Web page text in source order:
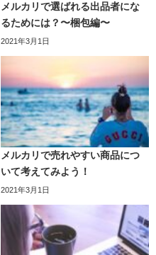
メルカリで選ばれる出品者にな
るためには？〜梱包編〜
2021年3月1日
メルカリで売れやすい商品につ
いて考えてみよう！
2021年3月1日